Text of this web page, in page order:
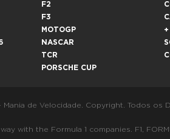
F2
F3
MOTOGP
NASCAR
TCR
PORSCHE CUP
+
Mania de Velocidade. Copyright. Todos os
the Formula 1 companies. F1,